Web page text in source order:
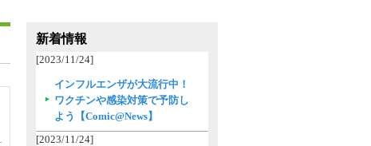
新着情報
[2023/11/24]
インフルエンザが大流行中！
ワクチンや感染対策で予防し
よう【Comic@News】
[2023/11/24]